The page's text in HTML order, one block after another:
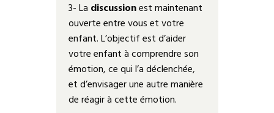
3- La discussionest maintenant
ouverte entre vous et votre
enfant. L’objectif est d’aider
votre enfant à comprendre son
émotion, ce qui l’a déclenchée,
et d’envisager une autre manière
de réagir à cette émotion.